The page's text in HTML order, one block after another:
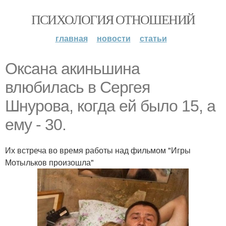
ПСИХОЛОГИЯ ОТНОШЕНИЙ
главная новости статьи
Оксана акиньшина
влюбилась в Сергея
Шнурова, когда ей было 15, а
ему - 30.
Их встреча во время работы над фильмом "Игры
Мотыльков произошла"